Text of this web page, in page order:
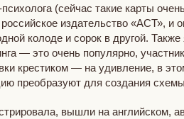
(сейчас такие карты
издательство «АСТ»,
колоде и сорок в другой.
— это очень популярно,
крестиком — на удивление, в
преобразуют для создания
вышли на английском,